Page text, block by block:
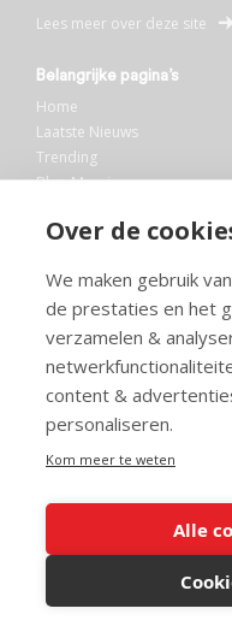
Over de
We maken gebruik
de prestaties en het
verzamelen &
content &
personaliseren.
Kom meer te weten
Alle
Lees meer over deze site
Belangrijke pagina’s
Home
Laatste Nieuws
Trending
Blog Maurice
Bibliotheek
Info en service
FAQ
Doneren
Privacy
Voorwaarden
Meedoen
© 2026 Maurice.nl - Alle
copyright. Voor meer info,